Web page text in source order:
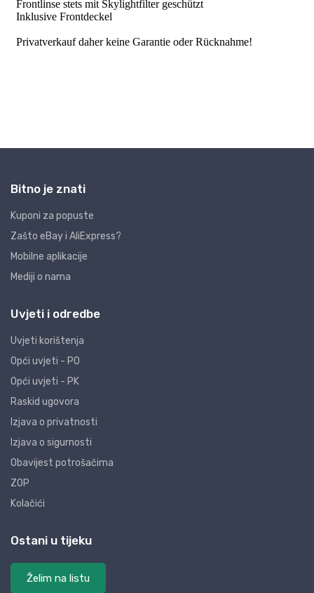
Bitno je znati
Kuponi za popuste
Zašto eBay i AliExpress?
Mobilne aplikacije
Mediji o nama
Uvjeti i odredbe
Uvjeti korištenja
Opći uvjeti - PO
Opći uvjeti - PK
Raskid ugovora
Izjava o privatnosti
Izjava o sigurnosti
Obavijest potrošačima
ZOP
Kolačići
Ostani u tijeku
Želim na listu